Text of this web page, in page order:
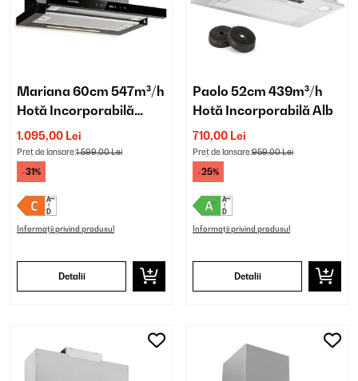
Mariana 60cm 547m³/h
Hotă Incorporabilă
Telescopică Neagră
1.095,00 Lei
Preț de lansare:1.599,00 Lei
-31%
Informații privind produsul
Detalii
Paolo 52cm 439m³/h
Hotă Incorporabilă Alb
710,00 Lei
Preț de lansare:959,00 Lei
-25%
Informații privind produsul
Detalii